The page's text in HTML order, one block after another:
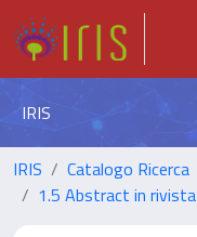
IRIS
IRIS Catalogo Ricerca
1.5 Abstract in rivista